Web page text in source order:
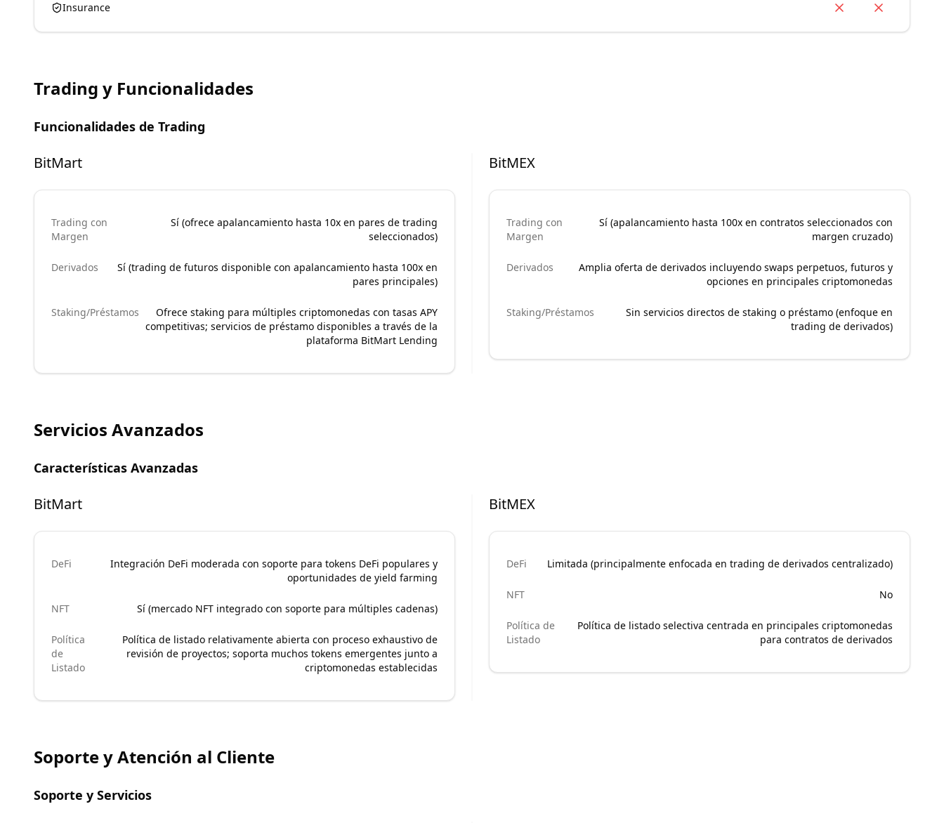
Insurance
Trading y Funcionalidades
Funcionalidades de Trading
BitMart
Trading con
Margen
Sí (ofrece apalancamiento hasta 10x en pares de trading
seleccionados)
Derivados
Sí (trading de futuros disponible con apalancamiento hasta 100x en
pares principales)
Staking/Préstamos
Ofrece staking para múltiples criptomonedas con tasas APY
competitivas; servicios de préstamo disponibles a través de la
plataforma BitMart Lending
BitMEX
Trading con
Margen
Sí (apalancamiento hasta 100x en contratos seleccionados con
margen cruzado)
Derivados
Amplia oferta de derivados incluyendo swaps perpetuos, futuros y
opciones en principales criptomonedas
Staking/Préstamos
Sin servicios directos de staking o préstamo (enfoque en
trading de derivados)
Servicios Avanzados
Características Avanzadas
BitMart
DeFi
Integración DeFi moderada con soporte para tokens DeFi populares y
oportunidades de yield farming
NFT Sí (mercado NFT integrado con soporte para múltiples cadenas)
Política
de
Listado
Política de listado relativamente abierta con proceso exhaustivo de
revisión de proyectos; soporta muchos tokens emergentes junto a
criptomonedas establecidas
BitMEX
DeFi Limitada (principalmente enfocada en trading de derivados centralizado)
NFT No
Política de
Listado
Política de listado selectiva centrada en principales criptomonedas
para contratos de derivados
Soporte y Atención al Cliente
Soporte y Servicios